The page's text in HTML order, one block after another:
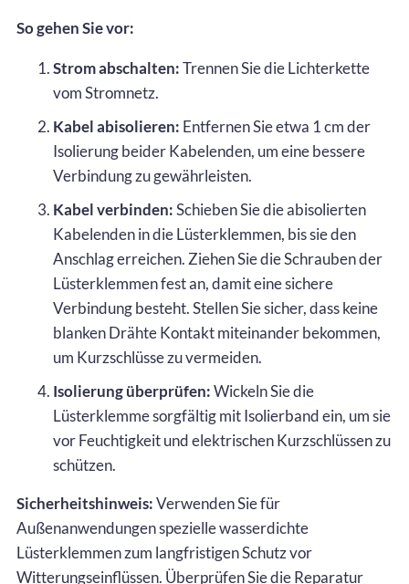
So gehen Sie vor:
Strom abschalten:Trennen Sie die Lichterkette
vom Stromnetz.
Kabel abisolieren: Entfernen Sie etwa 1 cm der
Isolierung beider Kabelenden, um eine bessere
Verbindung zu gewährleisten.
Kabel verbinden:Schieben Sie die abisolierten
Kabelenden in die Lüsterklemmen, bis sie den
Anschlag erreichen. Ziehen Sie die Schrauben der
Lüsterklemmen fest an, damit eine sichere
Verbindung besteht. Stellen Sie sicher, dass keine
blanken Drähte Kontakt miteinander bekommen,
um Kurzschlüsse zu vermeiden.
Isolierung überprüfen:Wickeln Sie die
Lüsterklemme sorgfältig mit Isolierband ein, um sie
vor Feuchtigkeit und elektrischen Kurzschlüssen zu
schützen.
Sicherheitshinweis:Verwenden Sie für
Außenanwendungen spezielle wasserdichte
Lüsterklemmen zum langfristigen Schutz vor
Witterungseinflüssen. Überprüfen Sie die Reparatur